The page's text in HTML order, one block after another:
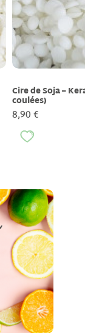
Cire de Soja –
coulées)
8,90 €